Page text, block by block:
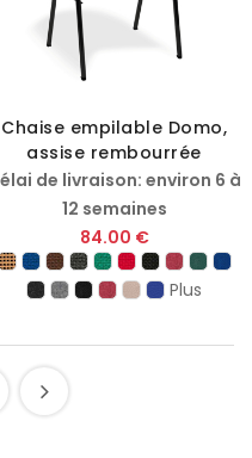
Chaise empilable Domo,
assise rembourrée
de livraison: environ 6 à
12 semaines
84.00 €
Plus